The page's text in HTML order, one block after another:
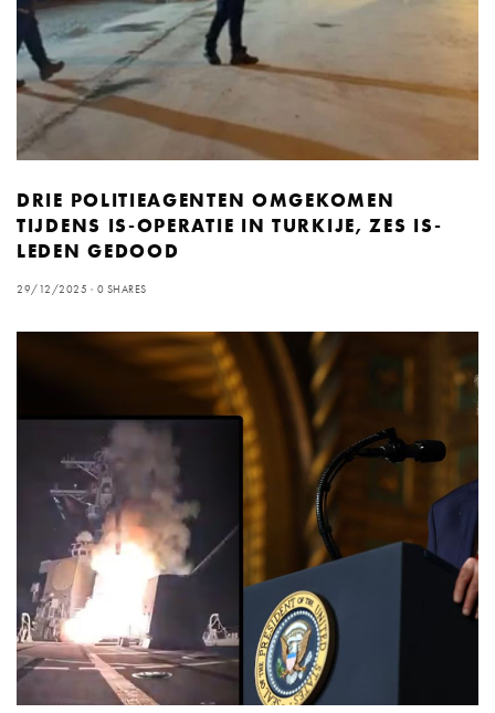
DRIE POLITIEAGENTEN OMGEKOMEN
TIJDENS IS-OPERATIE IN TURKIJE, ZES IS-
LEDEN GEDOOD
29/12/2025 0 SHARES